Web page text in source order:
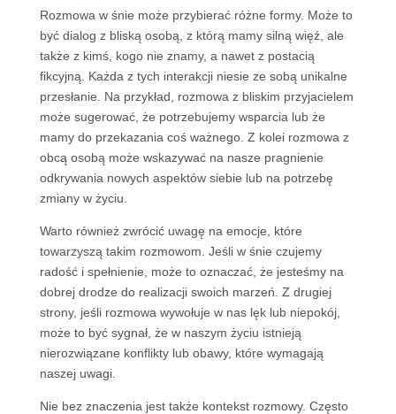
Rozmowa w śnie może przybierać różne formy. Może to
być dialog z bliską osobą, z którą mamy silną więź, ale
także z kimś, kogo nie znamy, a nawet z postacią
fikcyjną. Każda z tych interakcji niesie ze sobą unikalne
przesłanie. Na przykład, rozmowa z bliskim przyjacielem
może sugerować, że potrzebujemy wsparcia lub że
mamy do przekazania coś ważnego. Z kolei rozmowa z
obcą osobą może wskazywać na nasze pragnienie
odkrywania nowych aspektów siebie lub na potrzebę
zmiany w życiu.
Warto również zwrócić uwagę na emocje, które
towarzyszą takim rozmowom. Jeśli w śnie czujemy
radość i spełnienie, może to oznaczać, że jesteśmy na
dobrej drodze do realizacji swoich marzeń. Z drugiej
strony, jeśli rozmowa wywołuje w nas lęk lub niepokój,
może to być sygnał, że w naszym życiu istnieją
nierozwiązane konflikty lub obawy, które wymagają
naszej uwagi.
Nie bez znaczenia jest także kontekst rozmowy. Często